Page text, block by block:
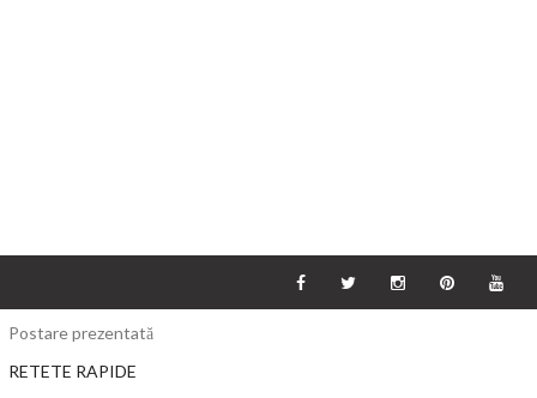
Postare prezentată
RETETE RAPIDE